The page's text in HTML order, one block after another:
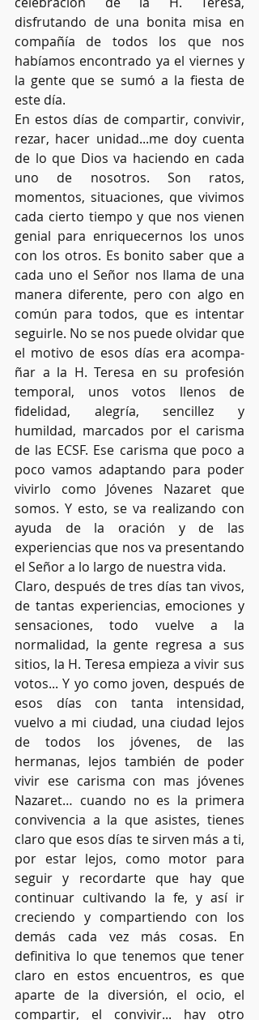
disfrutando de una bonita misa en
compañía de todos los que nos
habíamos encontrado ya el viernes y
la gente que se sumó a la fiesta de
este día.
En estos días de compartir, convivir,
rezar, hacer unidad...me doy cuenta
de lo que Dios va haciendo en cada
uno de nosotros. Son ratos,
momentos, situaciones, que vivimos
cada cierto tiempo y que nos vienen
genial para enriquecernos los unos
con los otros. Es bonito saber que a
cada uno el Señor nos llama de una
manera diferente, pero con algo en
común para todos, que es intentar
seguirle. No se nos puede olvidar que
el motivo de esos días era acompa-
ñar a la H. Teresa en su profesión
temporal, unos votos llenos de
fidelidad, alegría, sencillez y
humildad, marcados por el carisma
de las ECSF. Ese carisma que poco a
poco vamos adaptando para poder
vivirlo como Jóvenes Nazaret que
somos. Y esto, se va realizando con
ayuda de la oración y de las
experiencias que nos va presentando
el Señor a lo largo de nuestra vida.
Claro, después de tres días tan vivos,
de tantas experiencias, emociones y
sensaciones, todo vuelve a la
normalidad, la gente regresa a sus
sitios, la H. Teresa empieza a vivir sus
votos... Y yo como joven, después de
esos días con tanta intensidad,
vuelvo a mi ciudad, una ciudad lejos
de todos los jóvenes, de las
hermanas, lejos también de poder
vivir ese carisma con mas jóvenes
Nazaret… cuando no es la primera
convivencia a la que asistes, tienes
claro que esos días te sirven más a ti,
por estar lejos, como motor para
seguir y recordarte que hay que
continuar cultivando la fe, y así ir
creciendo y compartiendo con los
demás cada vez más cosas. En
definitiva lo que tenemos que tener
claro en estos encuentros, es que
aparte de la diversión, el ocio, el
compartir, el convivir... hay otro